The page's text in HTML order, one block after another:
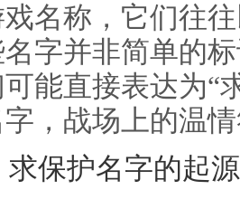
名称，它们往
字并非简单的
能直接表达为“
，战场上的温
求保护名字的起